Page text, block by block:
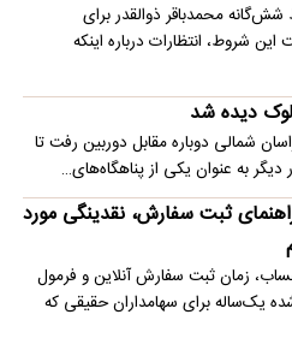
شش‌گانه محمدباقر ذوالقدر برای
شروط، انتظارات درباره اینکه
دیده شد
شمالی دوباره مقابل دوربین رفت تا
دیگر به عنوان یکی از پناهگاه‌های…
ثبت سفارش، نقدینگی مورد
زمان ثبت سفارش آنلاین و فرمول
یک‌ساله برای سهامداران حقیقی که